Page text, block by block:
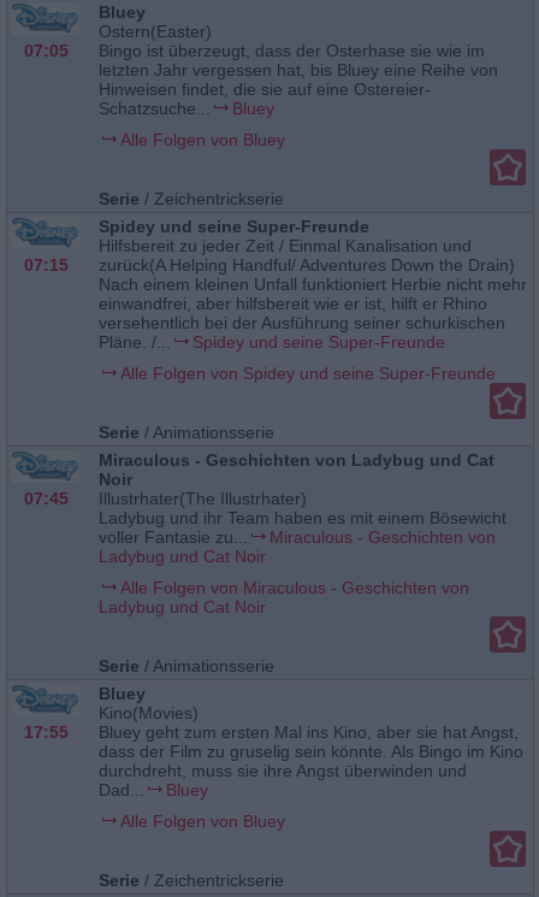
07:05
Bluey
Ostern(Easter)
Bingo ist überzeugt, dass der Osterhase sie wie im
letzten Jahr vergessen hat, bis Bluey eine Reihe von
Hinweisen findet, die sie auf eine Ostereier-
Schatzsuche...
Bluey
Alle Folgen von Bluey
Serie / Zeichentrickserie
07:15
Spidey und seine Super-Freunde
Hilfsbereit zu jeder Zeit / Einmal Kanalisation und
zurück(A Helping Handful/ Adventures Down the Drain)
Nach einem kleinen Unfall funktioniert Herbie nicht mehr
einwandfrei, aber hilfsbereit wie er ist, hilft er Rhino
versehentlich bei der Ausführung seiner schurkischen
Pläne. /...
Spidey und seine Super-Freunde
Alle Folgen von Spidey und seine Super-Freunde
Serie /Animationsserie
07:45
Miraculous - Geschichten von Ladybug und Cat
Noir
Illustrhater(The Illustrhater)
Ladybug und ihr Team haben es mit einem Bösewicht
voller Fantasie zu...
Miraculous - Geschichten von
Ladybug und Cat Noir
Alle Folgen von Miraculous - Geschichten von
Ladybug und Cat Noir
Serie /Animationsserie
17:55
Bluey
Kino(Movies)
Bluey geht zum ersten Mal ins Kino, aber sie hat Angst,
dass der Film zu gruselig sein könnte. Als Bingo im Kino
durchdreht, muss sie ihre Angst überwinden und
Dad...
Bluey
Alle Folgen von Bluey
Serie / Zeichentrickserie